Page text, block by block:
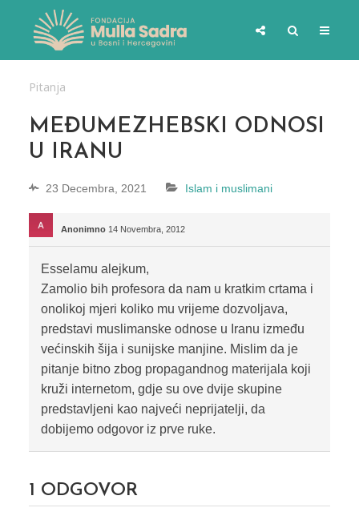
Pitanja
MEĐUMEZHEBSKI ODNOSI
U IRANU
23 Decembra, 2021 Islam i muslimani
Anonimno 14 Novembra, 2012
Esselamu alejkum,
Zamolio bih profesora da nam u kratkim crtama i
onolikoj mjeri koliko mu vrijeme dozvoljava,
predstavi muslimanske odnose u Iranu između
većinskih šija i sunijske manjine. Mislim da je
pitanje bitno zbog propagandnog materijala koji
kruži internetom, gdje su ove dvije skupine
predstavljeni kao najveći neprijatelji, da
dobijemo odgovor iz prve ruke.
1 ODGOVOR